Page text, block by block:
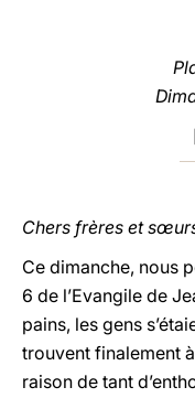
Chers frères et
Ce dimanche, nous
6 de l’Evangile de
pains, les gens
trouvent finalement
raison de tant